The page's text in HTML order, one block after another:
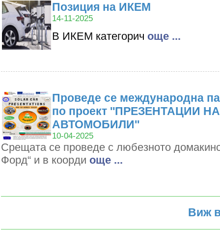
Позиция на ИКЕМ
14-11-2025
В ИКЕМ категорич oще ...
Проведе се международна
по проект ''ПРЕЗЕНТАЦИИ
АВТОМОБИЛИ''
10-04-2025
Срещата се проведе с любезното
Форд“ и в коорди oще ...
Виж